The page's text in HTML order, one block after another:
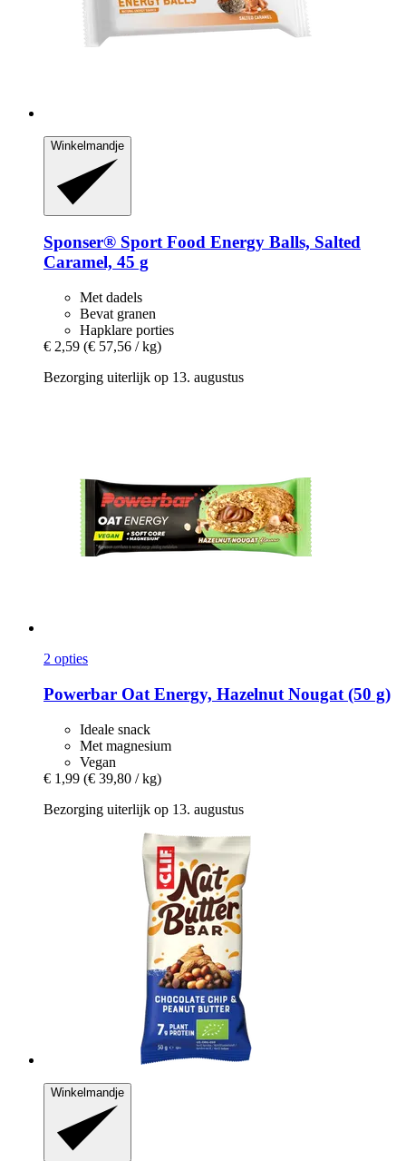
Winkelmandje
Sponser® Sport Food Energy Balls, Salted
Caramel, 45 g
Met dadels
Bevat granen
Hapklare porties
€ 2,59 (€ 57,56 / kg)
Bezorging uiterlijk op 13. augustus
2 opties
Powerbar Oat Energy, Hazelnut Nougat (50 g)
Ideale snack
Met magnesium
Vegan
€ 1,99 (€ 39,80 / kg)
Bezorging uiterlijk op 13. augustus
Winkelmandje